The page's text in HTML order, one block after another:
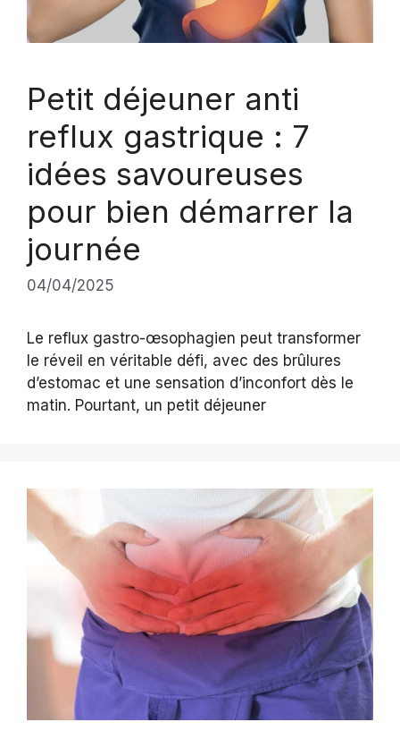
Petit déjeuner anti
reflux gastrique : 7
idées savoureuses
pour bien démarrer la
journée
04/04/2025
Le reflux gastro-œsophagien peut transformer
le réveil en véritable défi, avec des brûlures
d’estomac et une sensation d’inconfort dès le
matin. Pourtant, un petit déjeuner